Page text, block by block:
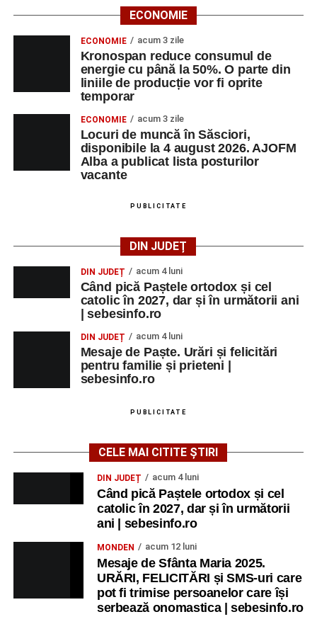
Ora 18.00– Activități recreative pentru copii, susținute de
trupele de teatru„Gepetto”și„Pied Piper”
Seară cu tradiții săsești, cu participarea:
Fanfarei din Petrești;
Trupei de Dansuri Săsești;
Alexandrei Pamfilie;
Alfred Dahinten.
– Proiecție cinematografică:
de Federico Fellini și Tullio Pinelli.
MARȚI, 25 AUGUST 2026
Grădina Muzeului Municipal „Ioan
Raica” Sebeș
„Armonia artelor”– salon literar și întâlnire
cu artele plastice, organizat alături de artiști locali.
– Proiecție cinematografică:
„Anotimpurile”de Antonio Vivaldi (rating N-15).
MIERCURI, 26 AUGUST 2026
Copiii în armonia orașului
Ora 10.00– Școala din Răhău: activități recreative pentru
– Curtea Școlii „M. Kogălniceanu”: activități
recreative pentru copii.
ECONOMIE
ECONOMIE acum 3 zile
Kronospan reduce consumul de
energie cu până la 50%. O parte din
liniile de producție vor fi oprite
temporar
ECONOMIE acum 3 zile
Locuri de muncă în Săsciori,
disponibile la 4 august 2026. AJOFM
Alba a publicat lista posturilor
vacante
PUBLICITATE
DIN JUDEȚ
DIN JUDEȚ acum 4 luni
Când pică Paștele ortodox și cel
catolic în 2027, dar și în următorii ani
| sebesinfo.ro
DIN JUDEȚ acum 4 luni
Mesaje de Paște. Urări și felicitări
pentru familie și prieteni |
sebesinfo.ro
PUBLICITATE
CELE MAI CITITE ȘTIRI
DIN JUDEȚ acum 4 luni
Când pică Paștele ortodox și cel
catolic în 2027, dar și în următorii
ani | sebesinfo.ro
MONDEN acum 12 luni
Mesaje de Sfânta Maria 2025.
URĂRI, FELICITĂRI și SMS-uri care
pot fi trimise persoanelor care își
serbează onomastica | sebesinfo.ro